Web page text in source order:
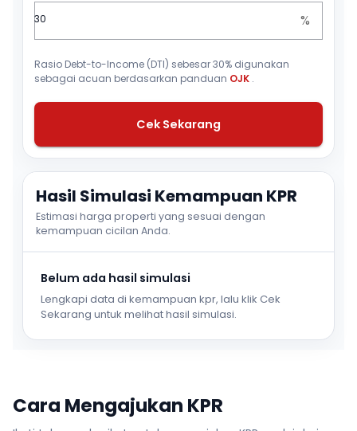
%
Rasio Debt-to-Income (DTI) sebesar 30% digunakan
sebagai acuan berdasarkan panduan OJK .
Cek Sekarang
Hasil Simulasi Kemampuan KPR
Estimasi harga properti yang sesuai dengan
kemampuan cicilan Anda.
Belum ada hasil simulasi
Lengkapi data di kemampuan kpr, lalu klik Cek
Sekarang untuk melihat hasil simulasi.
Cara Mengajukan KPR